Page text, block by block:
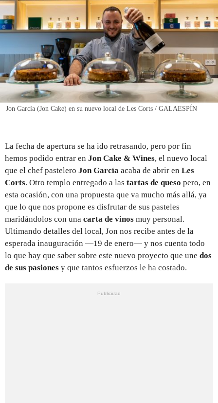
INICIAR SESIÓN
Jon García (Jon Cake) en su nuevo local de Les Corts / GALAESPÍN
La fecha de apertura se ha ido retrasando, pero por fin
hemos podido entrar en Jon Cake & Wines, el nuevo local
que el chef pastelero Jon García acaba de abrir en Les
Corts. Otro templo entregado a las tartas de queso pero, en
esta ocasión, con una propuesta que va mucho más allá, ya
que lo que nos propone es disfrutar de sus pasteles
maridándolos con una carta de vinos muy personal.
Ultimando detalles del local, Jon nos recibe antes de la
esperada inauguración —19 de enero— y nos cuenta todo
lo que hay que saber sobre este nuevo proyecto que une dos
de sus pasiones y que tantos esfuerzos le ha costado.